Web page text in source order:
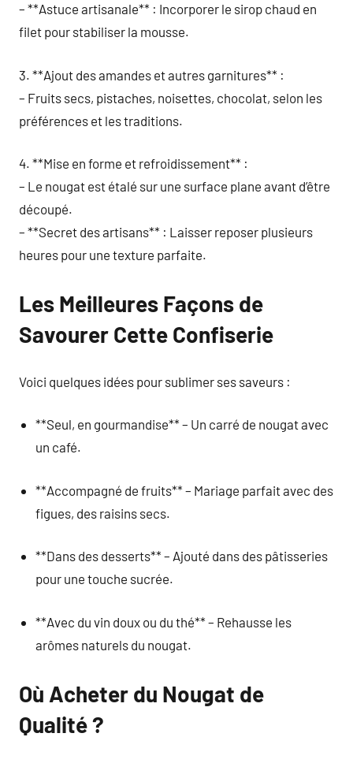
– **Astuce artisanale** : Incorporer le sirop chaud en
filet pour stabiliser la mousse.
3. **Ajout des amandes et autres garnitures** :
– Fruits secs, pistaches, noisettes, chocolat, selon les
préférences et les traditions.
4. **Mise en forme et refroidissement** :
– Le nougat est étalé sur une surface plane avant d’être
découpé.
– **Secret des artisans** : Laisser reposer plusieurs
heures pour une texture parfaite.
Les Meilleures Façons de
Savourer Cette Confiserie
Voici quelques idées pour sublimer ses saveurs :
**Seul, en gourmandise** – Un carré de nougat avec
un café.
**Accompagné de fruits** – Mariage parfait avec des
figues, des raisins secs.
**Dans des desserts** – Ajouté dans des pâtisseries
pour une touche sucrée.
**Avec du vin doux ou du thé** – Rehausse les
arômes naturels du nougat.
Où Acheter du Nougat de
Qualité ?